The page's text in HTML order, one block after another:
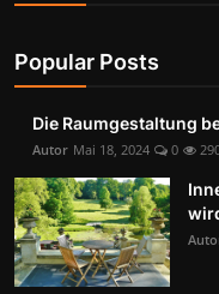
Popular Posts
Die Raumgestaltung
Autor Mai 18, 2024 0